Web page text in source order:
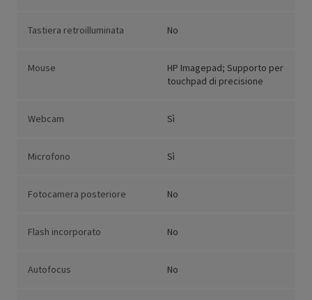
Tastiera retroilluminata No
Mouse
HP Imagepad; Supporto per
touchpad di precisione
Webcam Sì
Microfono Sì
Fotocamera posteriore No
Flash incorporato No
Autofocus No